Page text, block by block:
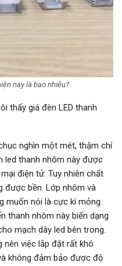
nay là bao nhiêu?
thấy giá đèn LED thanh
nghìn một mét, thậm chí
led thanh nhôm này được
điện tử. Tuy nhiên chất
được bền. Lớp nhôm và
muốn nói là cực kì mỏng.
thanh nhôm này biến dạng
mạch dây led bên trong.
nên việc lắp đặt rất khó
không đảm bảo được độ